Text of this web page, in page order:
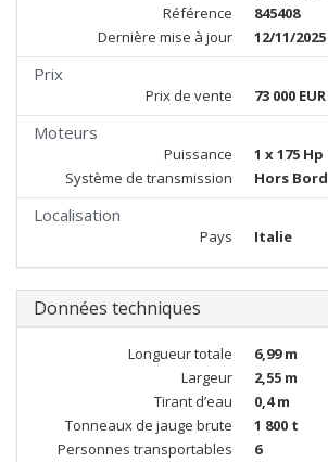
Référence
845408
Dernière mise à jour
12/11/2025
Prix
Prix de vente 73 000 EUR
Moteurs
Puissance
1 x 175 Hp
Système de transmission
Hors Bord
Localisation
Pays Italie
Données techniques
Longueur totale
6,99 m
Largeur
2,55 m
Tirant d’eau
0,4 m
Tonneaux de jauge brute
1 800 t
Personnes transportables
6